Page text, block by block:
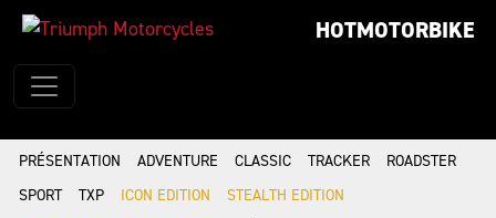
HOTMOTORBIKE
PRÉSENTATION ADVENTURE CLASSIC TRACKER
ROADSTER
SPORT
TXP ICON EDITION
STEALTH EDITION